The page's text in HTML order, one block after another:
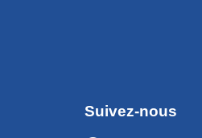
Suivez-nous